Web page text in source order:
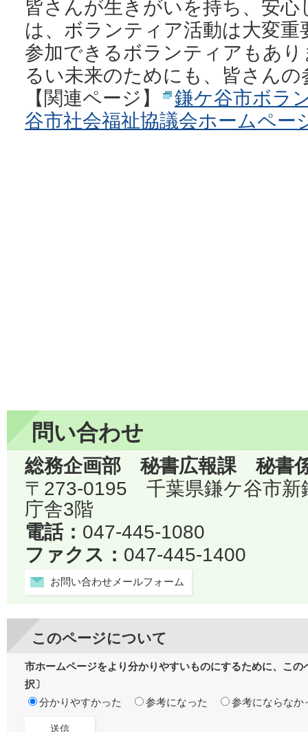
皆さんが生きがいを持ち、安
は、ボランティア活動は大変
参加できるボランティアもあ
るい未来のためにも、皆さん
【関連ページ】
鎌ケ谷市ボラ
谷市社会福祉協議会ホームペー
問い合わせ
総務企画部 秘書広報課 秘書
〒273-0195 千葉県鎌ケ谷市
庁舎3階
電話： 047-445-1080
ファクス： 047-445-1400
お問い合わせメールフォーム
このページについて
市ホームページをより分かりやすいものにするために、こ
択〕
分かりやすかった
参考になった 参考にならなか